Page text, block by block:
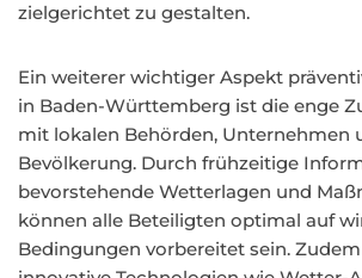
zielgerichtet zu gestalten.
Ein weiterer wichtiger Aspekt
in Baden-Württemberg ist die enge
mit lokalen Behörden, Unternehmen
Bevölkerung. Durch frühzeitige
bevorstehende Wetterlagen und
können alle Beteiligten optimal auf
Bedingungen vorbereitet sein.